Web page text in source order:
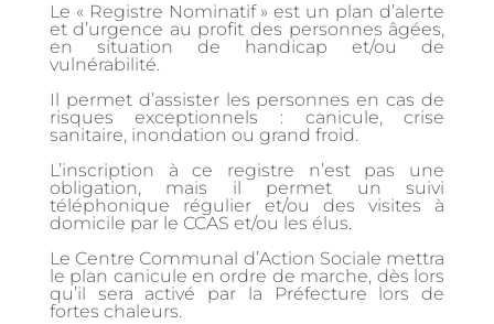
Le « Registre Nominatif » est un plan d’alerte
et d’urgence au profit des personnes âgées,
en situation de handicap et/ou de
vulnérabilité.
Il permet d’assister les personnes en cas de
risques exceptionnels : canicule, crise
sanitaire, inondation ou grand froid.
L’inscription à ce registre n’est pas une
obligation, mais il permet un suivi
téléphonique régulier et/ou des visites à
domicile par le CCAS et/ou les élus.
Le Centre Communal d’Action Sociale mettra
le plan canicule en ordre de marche, dès lors
qu’il sera activé par la Préfecture lors de
fortes chaleurs.